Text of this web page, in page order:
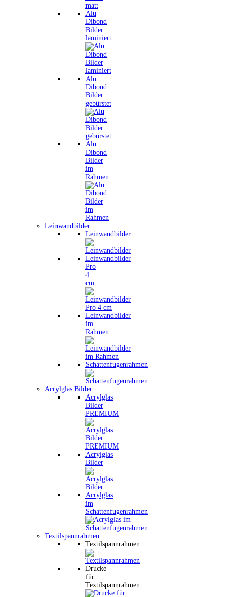
Alu
Dibond
Bilder
laminiert
Alu
Dibond
Bilder
gebürstet
Alu
Dibond
Bilder
im
Rahmen
Leinwandbilder
Leinwandbilder
Leinwandbilder
Pro
4
cm
Leinwandbilder
im
Rahmen
Schattenfugenrahmen
Acrylglas Bilder
Acrylglas
Bilder
PREMIUM
Acrylglas
Bilder
Acrylglas
im
Schattenfugenrahmen
Textilspannrahmen
Textilspannrahmen
Drucke
für
Textilspannrahmen